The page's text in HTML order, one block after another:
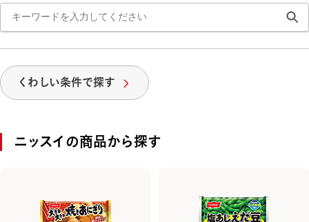
くわしい条件で探す
ニッスイの商品から探す